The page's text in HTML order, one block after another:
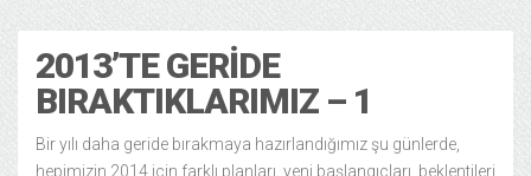
2013’TE GERIDE
BIRAKTIKLARIMIZ – 1
Bir yılı daha geride bırakmaya hazırlandığımız şu günlerde,
hepimizin 2014 için farklı planları, yeni başlangıçları, beklentileri